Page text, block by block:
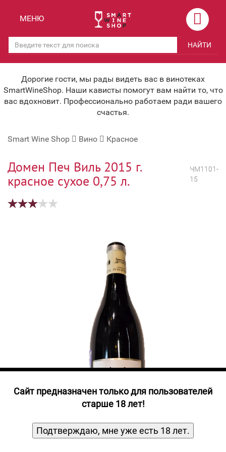
Скидки
Мероприятия
Корпоративным клиентам
Под заказ
Бонусная система
Наша команда
关于我们
Вино крепленое
Вино игристое и Шампанское
Вино безалкогольное
Бренди, Коньяк, Арманьяк
Виски и Бурбон
Пиво и слабоалк. напитки
Ликер
Продукты, Посуда, Аксессуары
МЕНЮ
НАЙТИ
Дорогие гости, мы рады видеть вас в винотеках
SmartWineShop. Наши кависты помогут вам найти то, что
вас вдохновит. Профессионально работаем ради вашего
счастья.
Smart Wine Shop Вино Красное
Домен Печ Виль 2015 г.
красное сухое 0,75 л.
ЧМ1101-
15
Cайт предназначен только для пользователей
старше 18 лет!
Подтверждаю, мне уже есть 18 лет.